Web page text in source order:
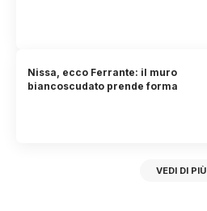
Nissa, ecco Ferrante: il muro
biancoscudato prende forma
VEDI DI PIÙ